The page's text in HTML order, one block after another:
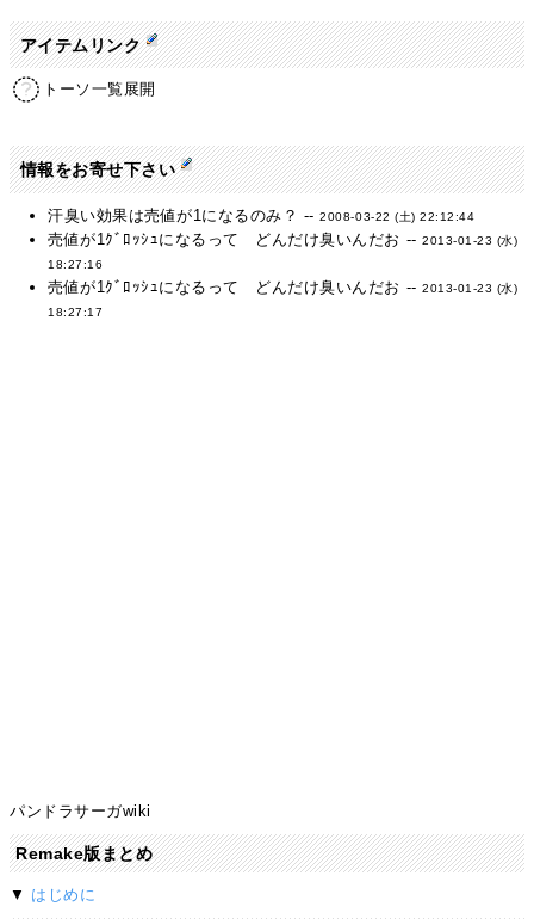
アイテムリンク
トーソ一覧展開
情報をお寄せ下さい
汗臭い効果は売値が1になるのみ？ --2008-03-22 (土) 22:12:44
売値が1ｸﾞﾛｯｼｭになるって どんだけ臭いんだお --2013-01-23 (水)
18:27:16
売値が1ｸﾞﾛｯｼｭになるって どんだけ臭いんだお --2013-01-23 (水)
18:27:17
パンドラサーガwiki
Remake版まとめ
▼ はじめに